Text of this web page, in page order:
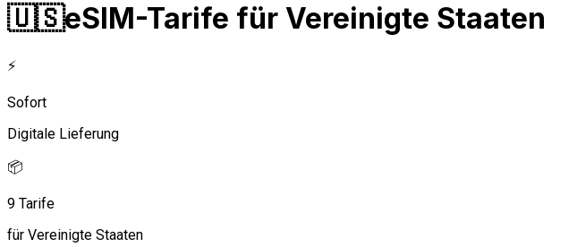
🇺🇸eSIM-Tarife für Vereinigte Staaten
⚡
Sofort
Digitale Lieferung
📦
9 Tarife
für Vereinigte Staaten